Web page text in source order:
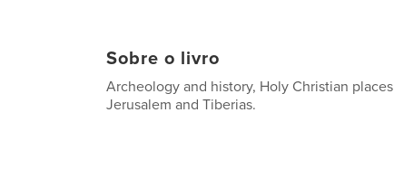
Sobre o livro
Archeology and history, Holy Christian
Jerusalem and Tiberias.